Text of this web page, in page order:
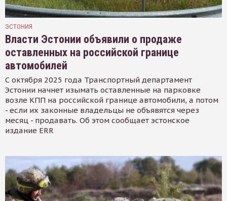
ЭСТОНИЯ
Власти Эстонии объявили о продаже
оставленных на российской границе
автомобилей
С октября 2025 года Транспортный департамент
Эстонии начнет изымать оставленные на парковке
возле КПП на российской границе автомобили, а потом
- если их законные владельцы не объявятся через
месяц - продавать. Об этом сообщает эстонское
издание ERR